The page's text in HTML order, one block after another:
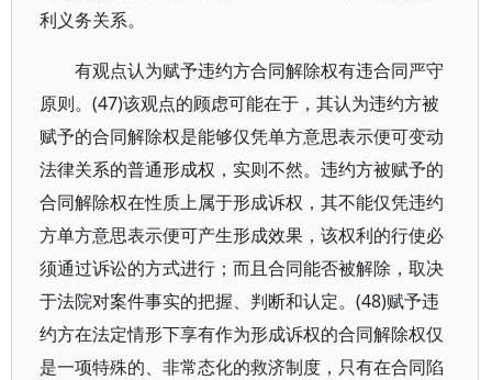
利义务关系。
有观点认为赋予违约方合同解除权有违合同严守
原则。(47)该观点的顾虑可能在于，其认为违约方被
赋予的合同解除权是能够仅凭单方意思表示便可变动
法律关系的普通形成权，实则不然。违约方被赋予的
合同解除权在性质上属于形成诉权，其不能仅凭违约
方单方意思表示便可产生形成效果，该权利的行使必
须通过诉讼的方式进行；而且合同能否被解除，取决
于法院对案件事实的把握、判断和认定。(48)赋予违
约方在法定情形下享有作为形成诉权的合同解除权仅
是一项特殊的、非常态化的救济制度，只有在合同陷